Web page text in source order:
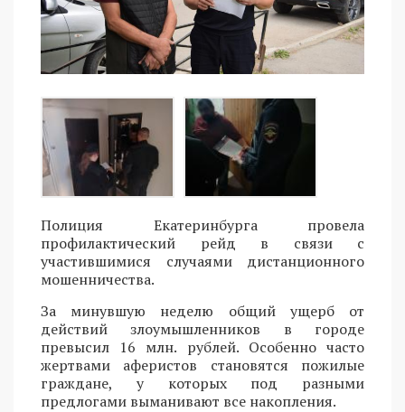
Полиция Екатеринбурга провела
профилактический рейд в связи с
участившимися случаями дистанционного
мошенничества.
За минувшую неделю общий ущерб от
действий злоумышленников в городе
превысил 16 млн. рублей. Особенно часто
жертвами аферистов становятся пожилые
граждане, у которых под разными
предлогами выманивают все накопления.